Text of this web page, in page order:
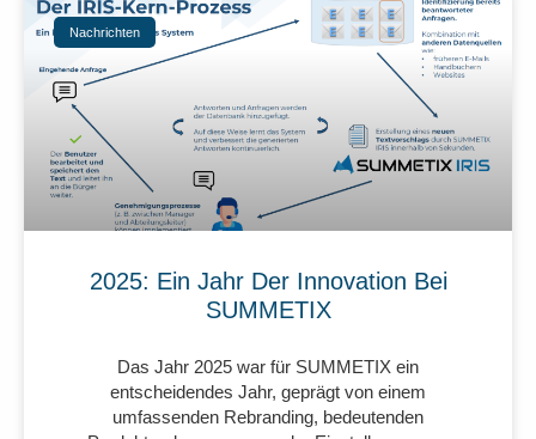
Nachrichten
2025: Ein Jahr Der Innovation Bei
SUMMETIX
Das Jahr 2025 war für SUMMETIX ein
entscheidendes Jahr, geprägt von einem
umfassenden Rebranding, bedeutenden